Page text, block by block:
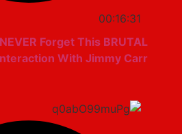
00:16:31
Will NEVER Forget This BRUTAL
Interaction With Jimmy Carr